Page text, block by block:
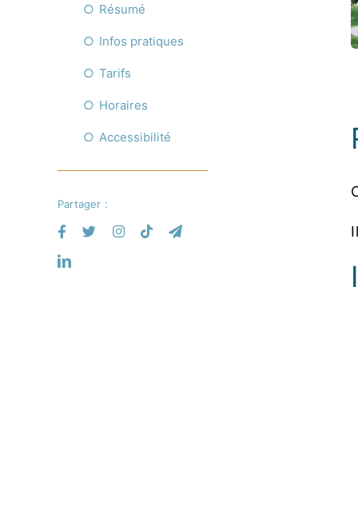
Résumé
Infos pratiques
Tarifs
Horaires
Accessibilité
Partager :